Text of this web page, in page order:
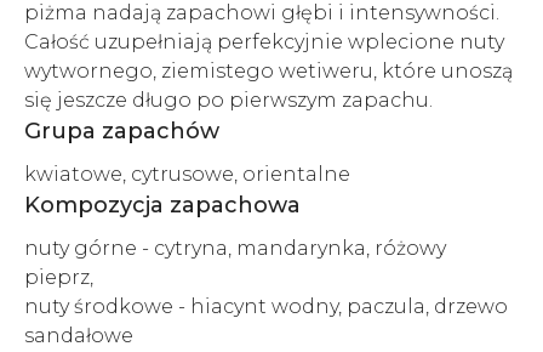
piżma nadają zapachowi głębi i intensywności.
Całość uzupełniają perfekcyjnie wplecione nuty
wytwornego, ziemistego wetiweru, które unoszą
się jeszcze długo po pierwszym zapachu.
Grupa zapachów
kwiatowe, cytrusowe, orientalne
Kompozycja zapachowa
nuty górne - cytryna, mandarynka, różowy
pieprz,
nuty środkowe - hiacynt wodny, paczula, drzewo
sandałowe